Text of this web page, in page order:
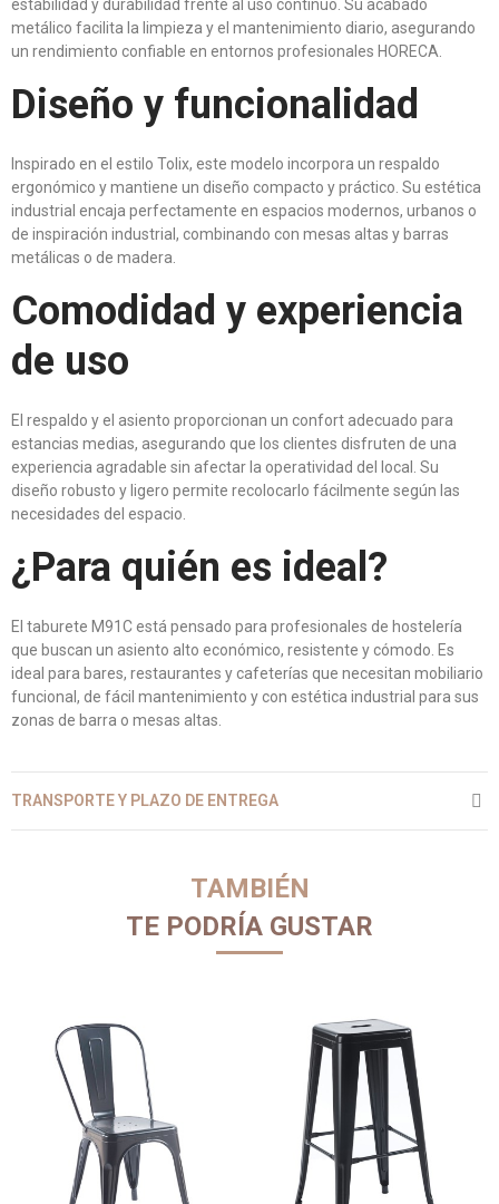
estabilidad y durabilidad frente al uso continuo. Su acabado
metálico facilita la limpieza y el mantenimiento diario, asegurando
un rendimiento confiable en entornos profesionales HORECA.
Diseño y funcionalidad
Inspirado en el estilo Tolix, este modelo incorpora un respaldo
ergonómico y mantiene un diseño compacto y práctico. Su estética
industrial encaja perfectamente en espacios modernos, urbanos o
de inspiración industrial, combinando con mesas altas y barras
metálicas o de madera.
Comodidad y experiencia
de uso
El respaldo y el asiento proporcionan un confort adecuado para
estancias medias, asegurando que los clientes disfruten de una
experiencia agradable sin afectar la operatividad del local. Su
diseño robusto y ligero permite recolocarlo fácilmente según las
necesidades del espacio.
¿Para quién es ideal?
El taburete M91C está pensado para profesionales de hostelería
que buscan un asiento alto económico, resistente y cómodo. Es
ideal para bares, restaurantes y cafeterías que necesitan mobiliario
funcional, de fácil mantenimiento y con estética industrial para sus
zonas de barra o mesas altas.
TRANSPORTE Y PLAZO DE ENTREGA
TAMBIÉN
TE PODRÍA GUSTAR